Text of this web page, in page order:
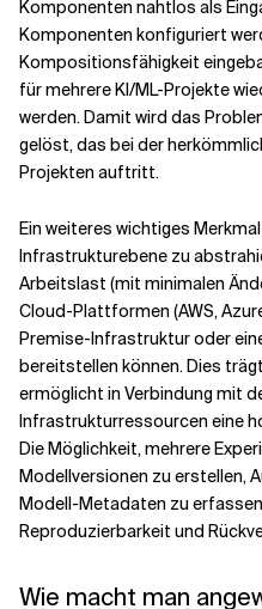
Komponenten nahtlos als
Komponenten konfiguriert
Kompositionsfähigkeit
für mehrere KI/ML-Projekte
werden. Damit wird das
gelöst, das bei der
Projekten auftritt.
Ein weiteres wichtiges
Infrastrukturebene zu
Arbeitslast (mit minimalen
Cloud-Plattformen (AWS,
Premise-Infrastruktur oder
bereitstellen können. Dies
ermöglicht in Verbindung mit
Infrastrukturressourcen eine
Die Möglichkeit, mehrere
Modellversionen zu erstellen,
Modell-Metadaten zu
Reproduzierbarkeit und
Wie macht man